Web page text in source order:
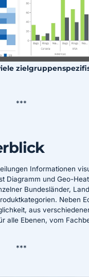
***
Informationen
Diagramm und Geo-
Bundesländer,
Neben
aus
alle Ebenen, vom
***